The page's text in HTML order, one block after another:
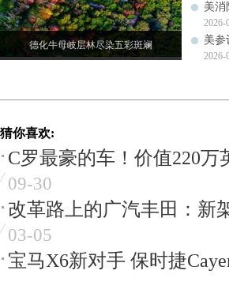
德化牛母岐层林尽染五彩斑斓
美消
2026-
美参
2026-
猜你喜欢:
C罗最豪的车！价值220
09-30
改革路上的广汽丰田：新
03-05
宝马X6新对手 保时捷